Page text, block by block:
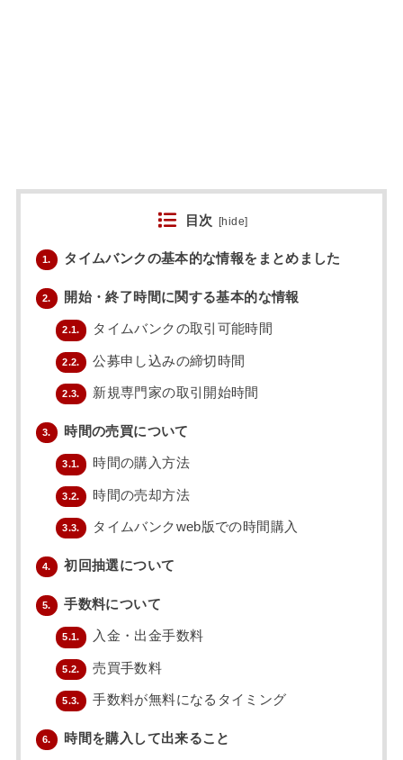
目次 [hide]
1. タイムバンクの基本的な情報をまとめました
2. 開始・終了時間に関する基本的な情報
2.1. タイムバンクの取引可能時間
2.2. 公募申し込みの締切時間
2.3. 新規専門家の取引開始時間
3. 時間の売買について
3.1. 時間の購入方法
3.2. 時間の売却方法
3.3. タイムバンクweb版での時間購入
4. 初回抽選について
5. 手数料について
5.1. 入金・出金手数料
5.2. 売買手数料
5.3. 手数料が無料になるタイミング
6. 時間を購入して出来ること